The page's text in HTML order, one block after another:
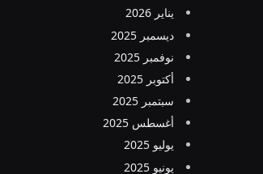
يناير 2026
ديسمبر 2025
نوفمبر 2025
أكتوبر 2025
سبتمبر 2025
أغسطس 2025
يوليو 2025
يونيو 2025